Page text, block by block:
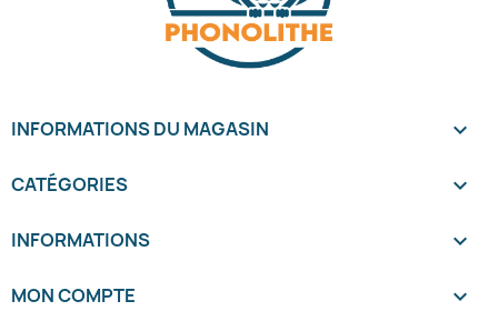
INFORMATIONS DU MAGASIN keyboard_arrow_down
CATÉGORIES 
INFORMATIONS 
MON COMPTE 